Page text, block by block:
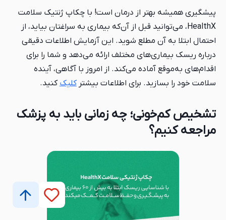
پیشگیری همیشه بهتر از درمان است! با چکاپ ژنتیک سلامت
HealthX، می‌توانید قبل از آن‌که بیماری به سراغتان بیاید، از
احتمال ابتلا به آن مطلع شوید. این آزمایش اطلاعات دقیقی
درباره ریسک بیماری‌های مختلف ارائه می‌دهد و شما را برای
اقدام‌های به‌موقع آماده می‌کند. از امروز با آگاهی، آینده
سلامت خود را بسازید. برای اطلاعات بیشترکلیککنید.
تشخیص کم‌خونی؛ چه زمانی باید به پزشک
مراجعه کنیم؟